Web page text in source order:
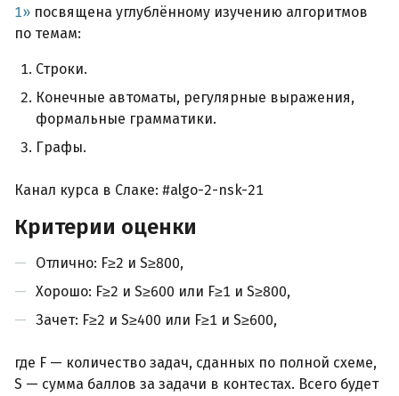
1
посвящена углублённому изучению алгоритмов
по темам:
Строки.
Конечные автоматы, регулярные выражения,
формальные грамматики.
Графы.
Канал курса в Слаке: #algo-2-nsk-21
Критерии оценки
Отлично: F≥2 и S≥800,
Хорошо: F≥2 и S≥600 или F≥1 и S≥800,
Зачет: F≥2 и S≥400 или F≥1 и S≥600,
где F — количество задач, сданных по полной схеме,
S — сумма баллов за задачи в контестах. Всего будет